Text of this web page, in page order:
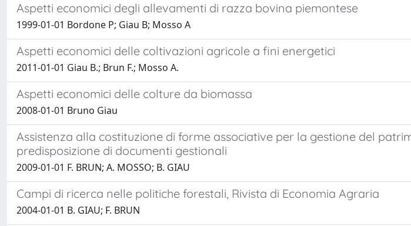
Aspetti economici degli allevamenti di razza bovina piemontese
1999-01-01 Bordone P; Giau B; Mosso A
Aspetti economici delle coltivazioni agricole a fini energetici
2011-01-01 Giau B.; Brun F.; Mosso A.
Aspetti economici delle colture da biomassa
2008-01-01 Bruno Giau
Assistenza alla costituzione di forme associative per la gestione del
predisposizione di documenti gestionali
2009-01-01 F. BRUN; A. MOSSO; B. GIAU
Campi di ricerca nelle politiche forestali, Rivista di Economia Agraria
2004-01-01 B. GIAU; F. BRUN